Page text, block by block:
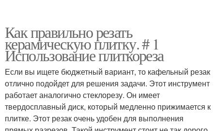
Как правильно резать
керамическую плитку. # 1
Использование плиткореза
Если вы ищете бюджетный вариант, то кафельный резак
отлично подойдет для решения задачи. Этот инструмент
работает аналогично стеклорезу. Он имеет
твердосплавный диск, который медленно прижимается к
плитке. Этот резак очень удобен для выполнения